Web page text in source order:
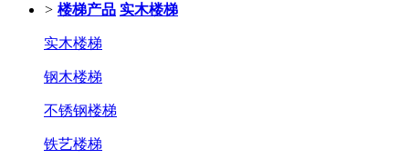
> 楼梯产品 实木楼梯
实木楼梯
钢木楼梯
不锈钢楼梯
铁艺楼梯